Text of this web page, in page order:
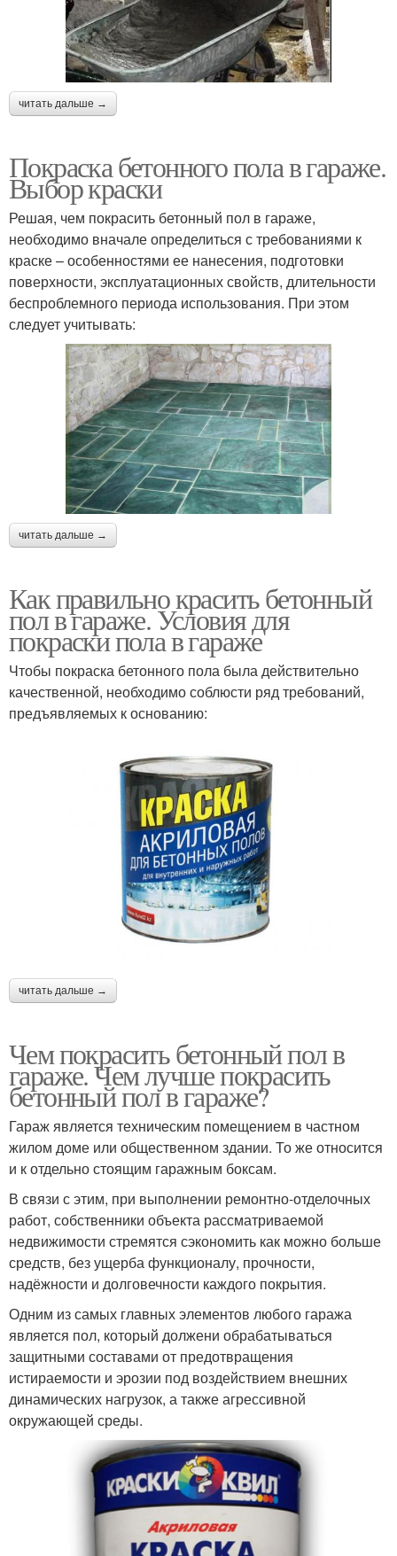
читать дальше →
Покраска бетонного пола в гараже.
Выбор краски
Решая, чем покрасить бетонный пол в гараже,
необходимо вначале определиться с требованиями к
краске – особенностями ее нанесения, подготовки
поверхности, эксплуатационных свойств, длительности
беспроблемного периода использования. При этом
следует учитывать:
читать дальше →
Как правильно красить бетонный
пол в гараже. Условия для
покраски пола в гараже
Чтобы покраска бетонного пола была действительно
качественной, необходимо соблюсти ряд требований,
предъявляемых к основанию:
читать дальше →
Чем покрасить бетонный пол в
гараже. Чем лучше покрасить
бетонный пол в гараже?
Гараж является техническим помещением в частном
жилом доме или общественном здании. То же относится
и к отдельно стоящим гаражным боксам.
В связи с этим, при выполнении ремонтно-отделочных
работ, собственники объекта рассматриваемой
недвижимости стремятся сэкономить как можно больше
средств, без ущерба функционалу, прочности,
надёжности и долговечности каждого покрытия.
Одним из самых главных элементов любого гаража
является пол, который должени обрабатываться
защитными составами от предотвращения
истираемости и эрозии под воздействием внешних
динамических нагрузок, а также агрессивной
окружающей среды.